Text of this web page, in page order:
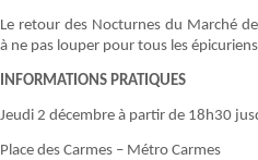
Le retour des Nocturnes du Marché
à ne pas louper pour tous les
INFORMATIONS PRATIQUES
Jeudi 2 décembre à partir de 18h30
Place des Carmes – Métro Carmes